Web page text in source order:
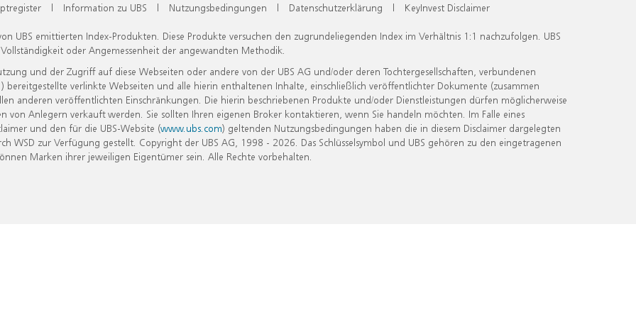
| Information zu UBS | Nutzungsbedingungen | Datenschutzerklärung | KeyInvest Disclaimer
UBS emittierten Index-Produkten. Diese Produkte versuchen den zugrundeliegenden Index im Verhältnis 1:1 nachzufolgen. UBS
oder Angemessenheit der angewandten Methodik.
und der Zugriff auf diese Webseiten oder andere von der UBS AG und/oder deren Tochtergesellschaften, verbundenen
verlinkte Webseiten und alle hierin enthaltenen Inhalte, einschließlich veröffentlichter Dokumente (zusammen
anderen veröffentlichten Einschränkungen. Die hierin beschriebenen Produkte und/oder Dienstleistungen dürfen möglicherweise
Anlegern verkauft werden. Sie sollten Ihren eigenen Broker kontaktieren, wenn Sie handeln möchten. Im Falle eines
und den für die UBS-Website (www.ubs.com) geltenden Nutzungsbedingungen haben die in diesem Disclaimer dargelegten
zur Verfügung gestellt. Copyright der UBS AG, 1998 - 2026. Das Schlüsselsymbol und UBS gehören zu den eingetragenen
Marken ihrer jeweiligen Eigentümer sein. Alle Rechte vorbehalten.